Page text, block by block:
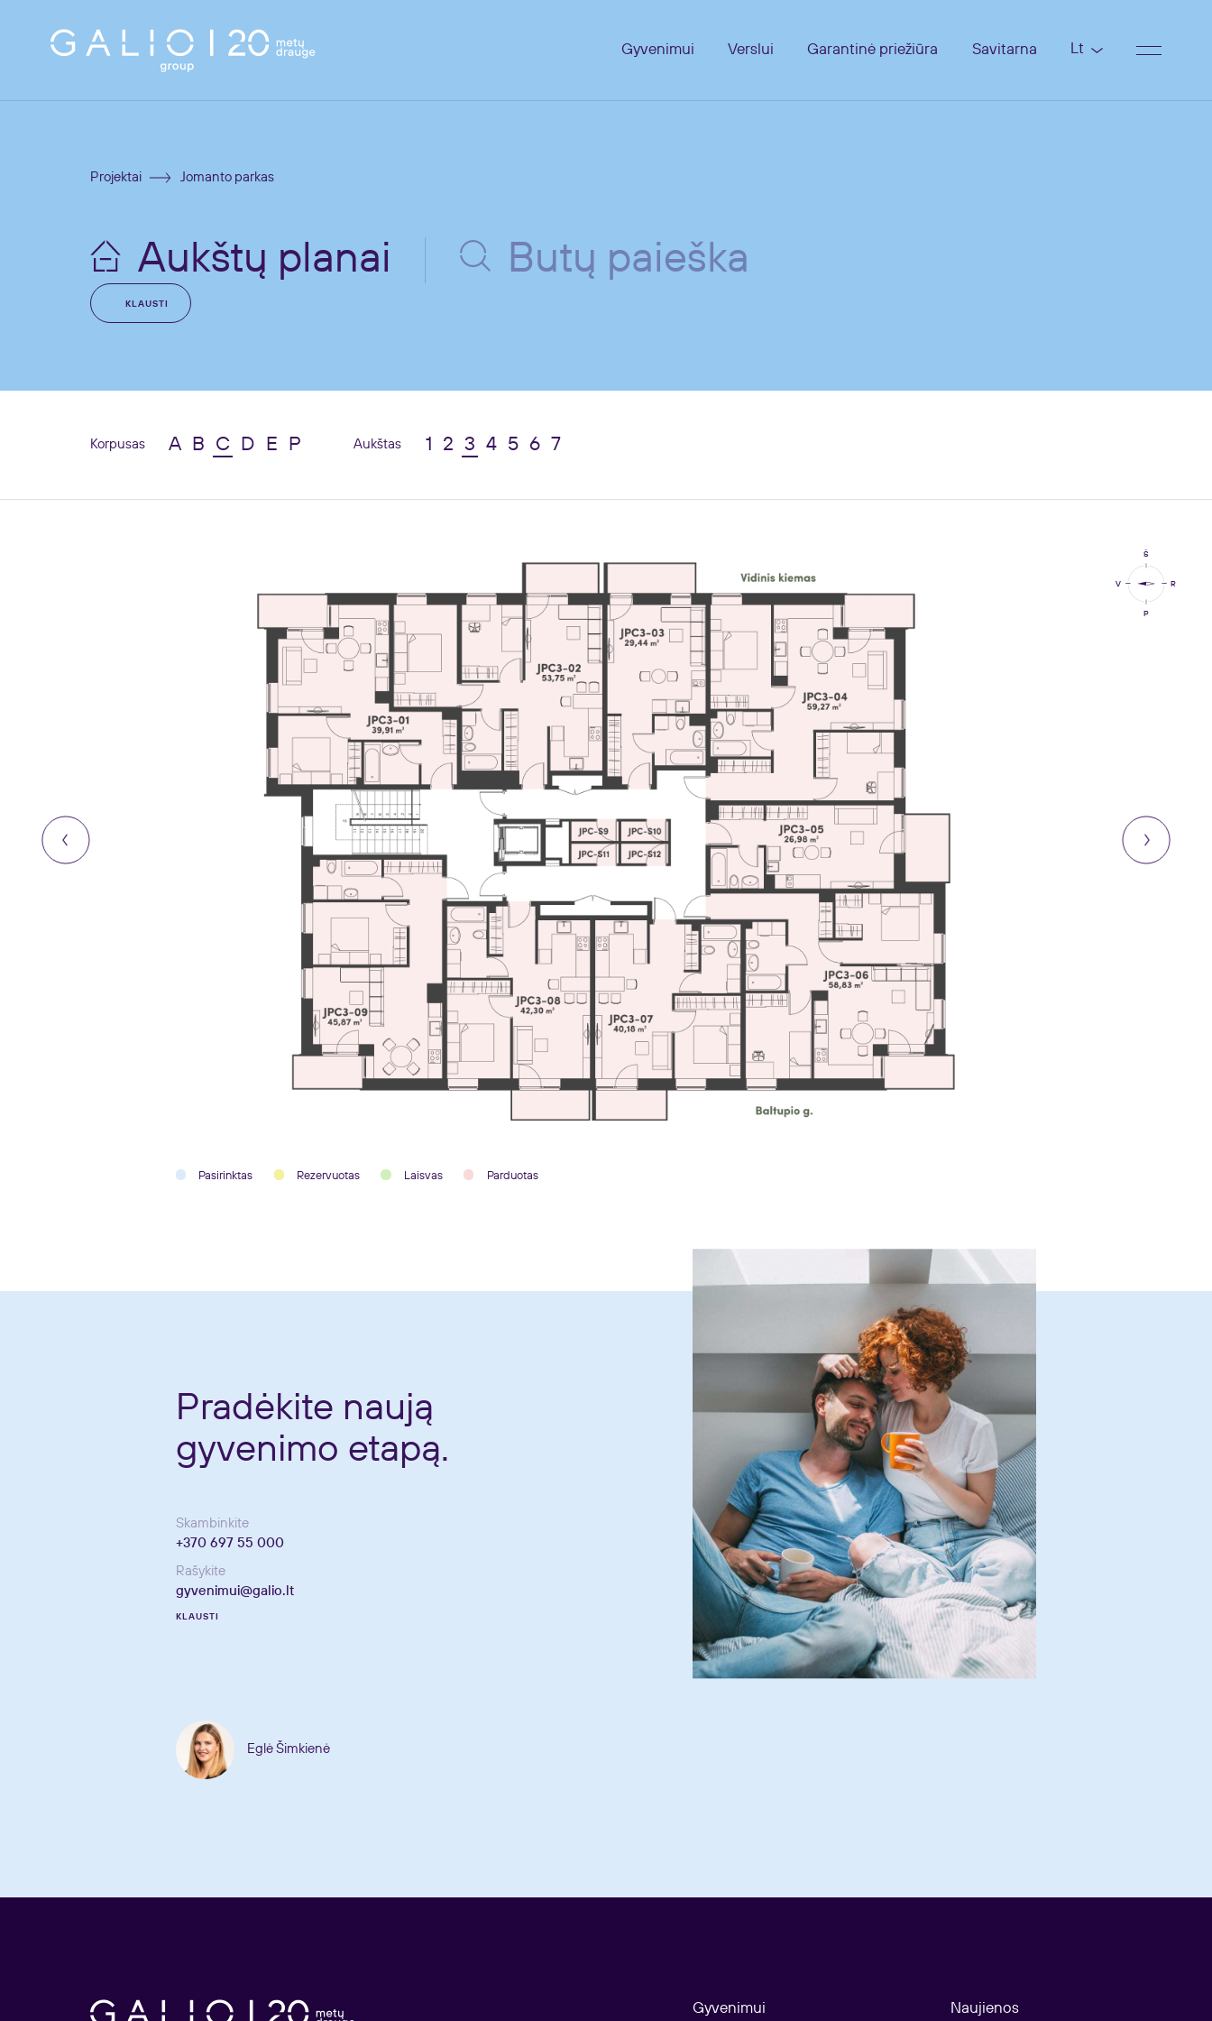
Gyvenimui Verslui Garantinė priežiūra Savitarna Lt
Projektai Jomanto parkas
Aukštų planai Butų paieška
KLAUSTI
Korpusas A B C D E P Aukštas 1 2 3 4 5 6 7
Š
P
R
V
Pasirinktas Rezervuotas Laisvas Parduotas
Pradėkite naują
gyvenimo etapą.
Skambinkite
+370 697 55 000
Rašykite
gyvenimui@galio.lt
KLAUSTI
Eglė Šimkienė
Gyvenimui Naujienos